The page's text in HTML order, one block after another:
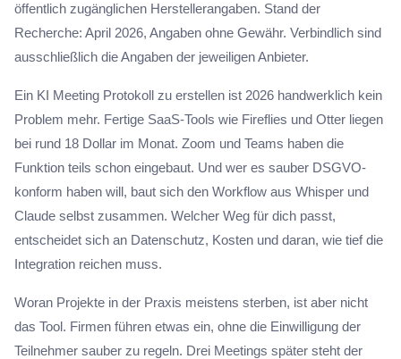
öffentlich zugänglichen Herstellerangaben. Stand der
Recherche: April 2026, Angaben ohne Gewähr. Verbindlich sind
ausschließlich die Angaben der jeweiligen Anbieter.
Ein KI Meeting Protokoll zu erstellen ist 2026 handwerklich kein
Problem mehr. Fertige SaaS-Tools wie Fireflies und Otter liegen
bei rund 18 Dollar im Monat. Zoom und Teams haben die
Funktion teils schon eingebaut. Und wer es sauber DSGVO-
konform haben will, baut sich den Workflow aus Whisper und
Claude selbst zusammen. Welcher Weg für dich passt,
entscheidet sich an Datenschutz, Kosten und daran, wie tief die
Integration reichen muss.
Woran Projekte in der Praxis meistens sterben, ist aber nicht
das Tool. Firmen führen etwas ein, ohne die Einwilligung der
Teilnehmer sauber zu regeln. Drei Meetings später steht der